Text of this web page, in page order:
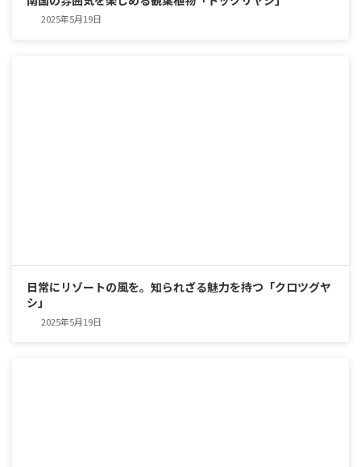
2025年5月19日
日常にリゾートの風を。知られざる魅力を持つ「クロツグヤ
シ」
2025年5月19日